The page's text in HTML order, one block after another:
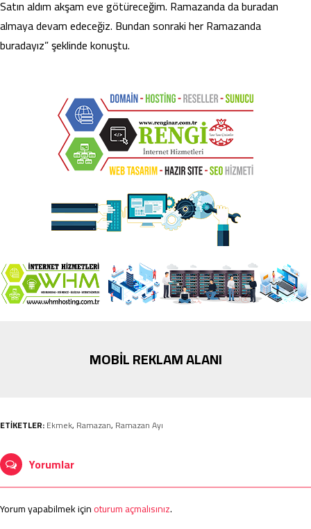
Satın aldım akşam eve götüreceğim. Ramazanda da buradan
almaya devam edeceğiz. Bundan sonraki her Ramazanda
buradayız” şeklinde konuştu.
MOBİL REKLAM ALANI
ETİKETLER:Ekmek, Ramazan, Ramazan Ayı
Yorumlar
Yorum yapabilmek içinoturum açmalısınız.